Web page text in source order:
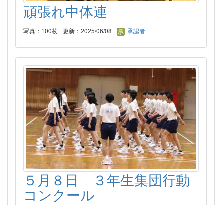
頑張れ中体連
写真：100枚 更新：2025/06/08 承認者
５月８日 ３年生集団行動
コンクール